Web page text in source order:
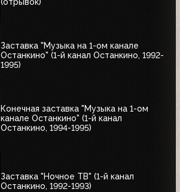
Заставка "Музыка на 1-ом канале
Останкино" (1-й канал Останкино, 1992-
1995)
Конечная заставка "Музыка на 1-ом
канале Останкино" (1-й канал
Останкино, 1994-1995)
Заставка "Ночное ТВ" (1-й канал
Останкино, 1992-1993)